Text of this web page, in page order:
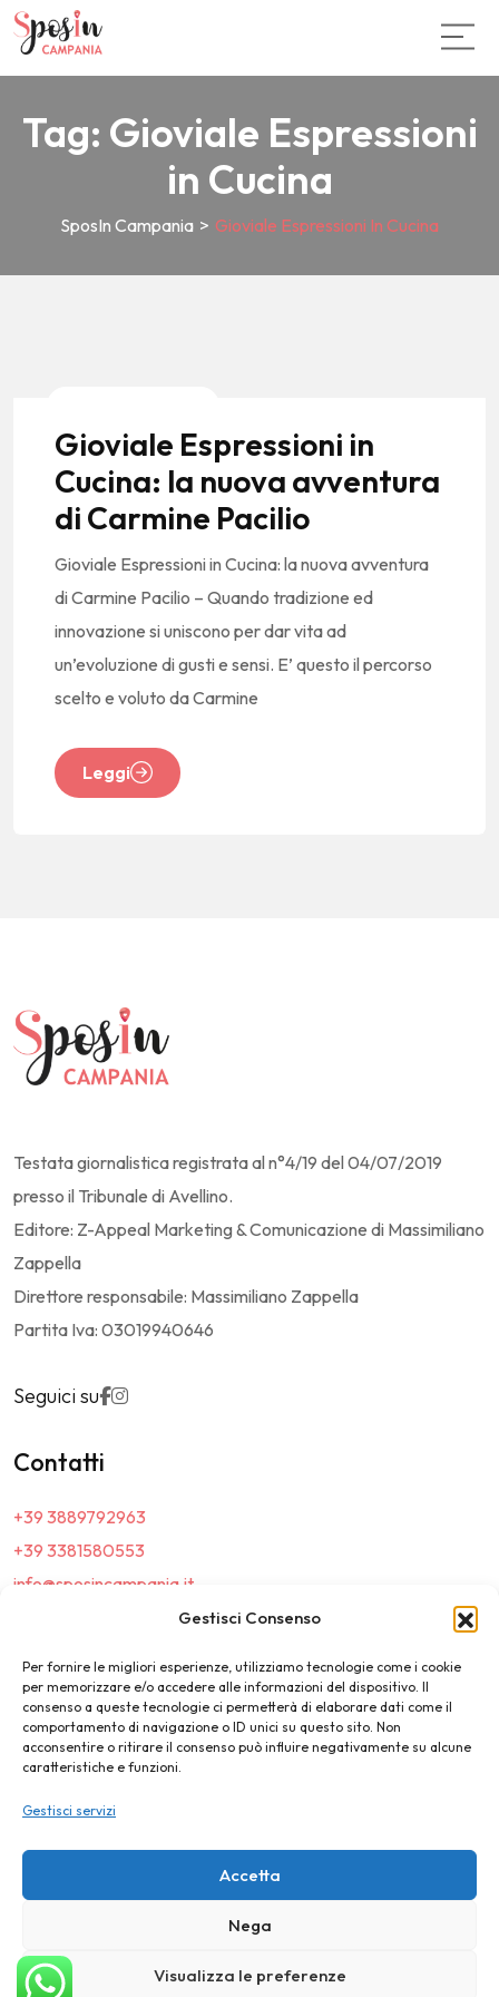
Gestisci Consenso
Per fornire le migliori esperienze, utilizziamo tecnologie come i cookie
per memorizzare e/o accedere alle informazioni del dispositivo. Il
consenso a queste tecnologie ci permetterà di elaborare dati come il
comportamento di navigazione o ID unici su questo sito. Non
acconsentire o ritirare il consenso può influire negativamente su alcune
caratteristiche e funzioni.
Gestisci servizi
Accetta
Nega
Visualizza le preferenze
Tag: Gioviale Espressioni
in Cucina
SposIn Campania > Gioviale Espressioni In Cucina
Gioviale Espressioni in
Cucina: la nuova avventura
di Carmine Pacilio
Gioviale Espressioni in Cucina: la nuova avventura
di Carmine Pacilio – Quando tradizione ed
innovazione si uniscono per dar vita ad
un’evoluzione di gusti e sensi. E’ questo il percorso
scelto e voluto da Carmine
Leggi
Testata giornalistica registrata al n°4/19 del 04/07/2019
presso il Tribunale di Avellino.
Editore: Z-Appeal Marketing & Comunicazione di Massimiliano
Zappella
Direttore responsabile: Massimiliano Zappella
Partita Iva: 03019940646
Seguici su
Contatti
+39 3889792963
+39 3381580553
info@sposincampania.it
sposincampania@pec.it
Link
Top100
News e Tendenze
Destination Wedding
©2025 SposIn Campania